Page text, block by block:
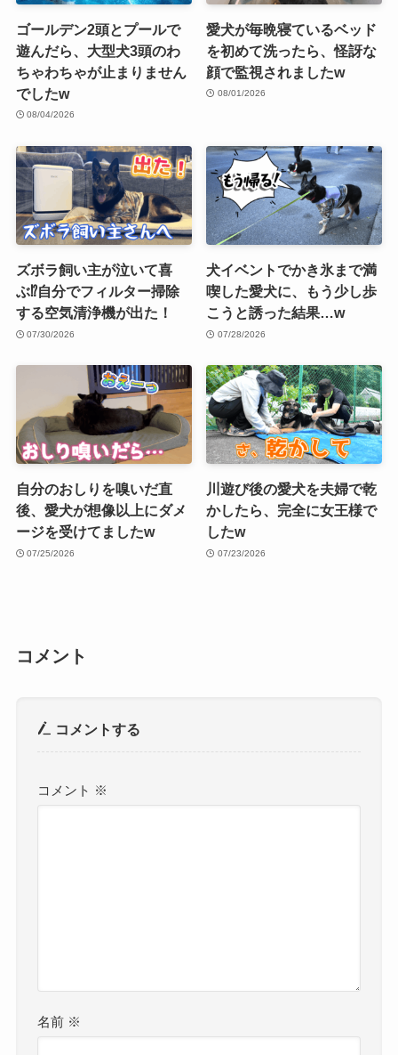
ゴールデン2頭とプールで
遊んだら、大型犬3頭のわ
ちゃわちゃが止まりません
でしたw
08/04/2026
愛犬が毎晩寝ているベッド
を初めて洗ったら、怪訝な
顔で監視されましたw
08/01/2026
ズボラ飼い主が泣いて喜
ぶ⁉︎自分でフィルター掃除
する空気清浄機が出た！
07/30/2026
犬イベントでかき氷まで満
喫した愛犬に、もう少し歩
こうと誘った結果…w
07/28/2026
自分のおしりを嗅いだ直
後、愛犬が想像以上にダメ
ージを受けてましたw
07/25/2026
川遊び後の愛犬を夫婦で乾
かしたら、完全に女王様で
したw
07/23/2026
コメント
コメントする
コメント ※
名前 ※